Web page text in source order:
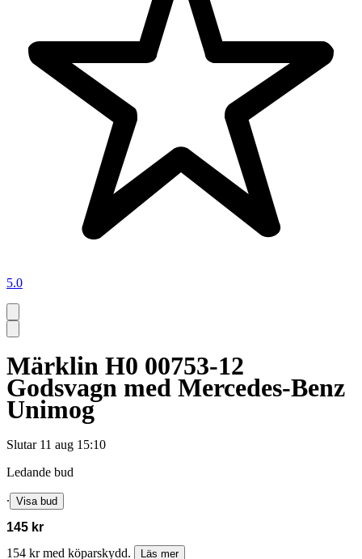
5.0
Märklin H0 00753-12
Godsvagn med Mercedes-Benz
Unimog
Slutar 11 aug 15:10
Ledande bud
∙ Visa bud
145 kr
154 kr med köparskydd.
Läs mer